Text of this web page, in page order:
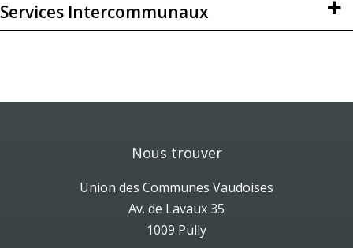
Services Intercommunaux
Nous trouver
Union des Communes Vaudoises
Av. de Lavaux 35
1009 Pully